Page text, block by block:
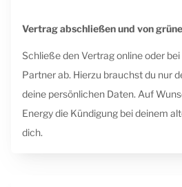
Vertrag abschließen und von
Schließe den Vertrag online oder
Partner ab. Hierzu brauchst du nur
deine persönlichen Daten. Auf
Energy die Kündigung bei deinem
dich.